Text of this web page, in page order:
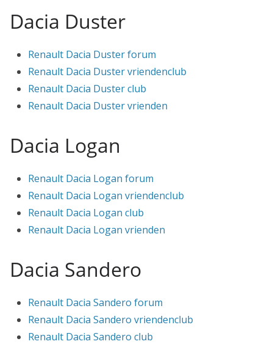
Dacia Duster
Renault Dacia Duster forum
Renault Dacia Duster vriendenclub
Renault Dacia Duster club
Renault Dacia Duster vrienden
Dacia Logan
Renault Dacia Logan forum
Renault Dacia Logan vriendenclub
Renault Dacia Logan club
Renault Dacia Logan vrienden
Dacia Sandero
Renault Dacia Sandero forum
Renault Dacia Sandero vriendenclub
Renault Dacia Sandero club